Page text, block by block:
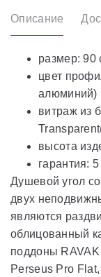
Описание
размер: 90
цвет
алюминий)
витраж из
высота
гарантия: 5
Душевой угол
двух
являются
облицованный
поддоны
Perseus Pro